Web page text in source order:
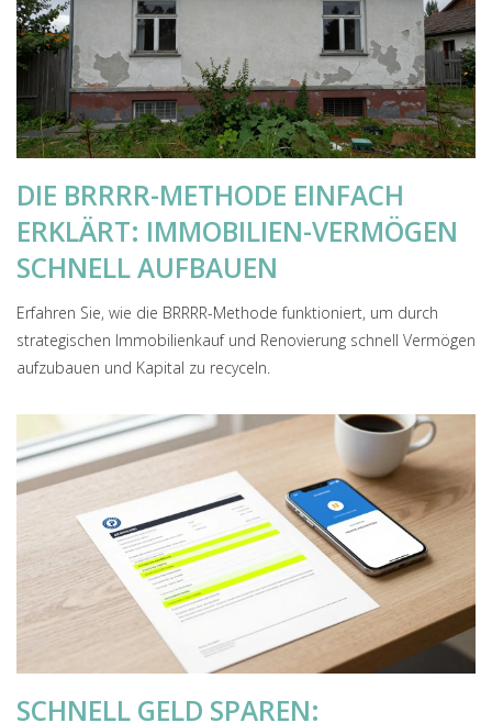
DIE BRRRR-METHODE EINFACH
ERKLÄRT: IMMOBILIEN-VERMÖGEN
SCHNELL AUFBAUEN
Erfahren Sie, wie die BRRRR-Methode funktioniert, um durch
strategischen Immobilienkauf und Renovierung schnell Vermögen
aufzubauen und Kapital zu recyceln.
SCHNELL GELD SPAREN: